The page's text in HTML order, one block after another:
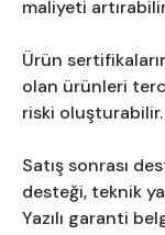
maliyeti
Ürün
olan ürünleri
riski oluşturabilir.
Satış sonrası
desteği, teknik
Yazılı garanti